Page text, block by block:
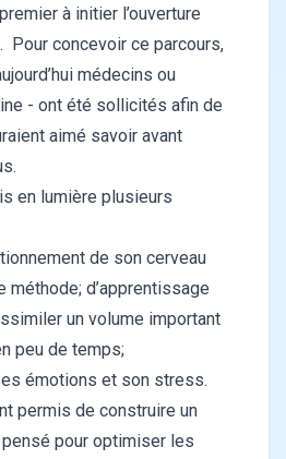
à initier l’ouverture
Pour concevoir ce parcours,
médecins ou
- ont été sollicités afin de
aimé savoir avant
en lumière plusieurs
de son cerveau
méthode; d’apprentissage
un volume important
peu de temps;
émotions et son stress.
permis de construire un
pour optimiser les